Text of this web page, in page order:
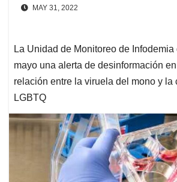
MAY 31, 2022
La Unidad de Monitoreo de
mayo una alerta de desinformación
relación entre la viruela del mono y la
LGBTQ